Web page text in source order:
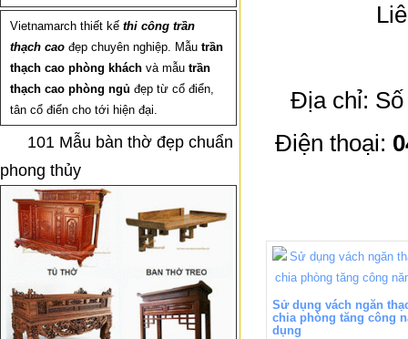
Vietnamarch thiết kế thi công trần
thạch cao đẹp chuyên nghiệp. Mẫu trần
thạch cao phòng khách và mẫu trần
thạch cao phòng ngủ đẹp từ cổ điển,
tân cổ điển cho tới hiện đại.
101 Mẫu bàn thờ đẹp chuẩn
phong thủy
Địa chỉ: Số
Điện thoại:
Sử dụng vách ngăn
chia phòng tăng công
dụng